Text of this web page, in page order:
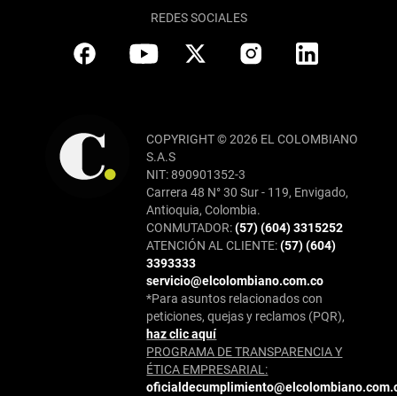
REDES SOCIALES
COPYRIGHT © 2026 EL COLOMBIANO
S.A.S
NIT: 890901352-3
Carrera 48 N° 30 Sur - 119, Envigado,
Antioquia, Colombia.
CONMUTADOR:(57) (604) 3315252
ATENCIÓN AL CLIENTE:(57) (604)
3393333
servicio@elcolombiano.com.co
*Para asuntos relacionados con
peticiones, quejas y reclamos (PQR),
haz clic aquí
PROGRAMA DE TRANSPARENCIA Y
ÉTICA EMPRESARIAL: